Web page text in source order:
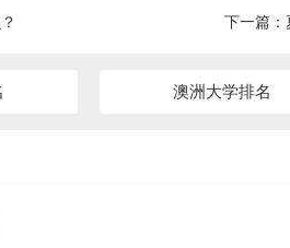
下一篇：
澳洲大学排名